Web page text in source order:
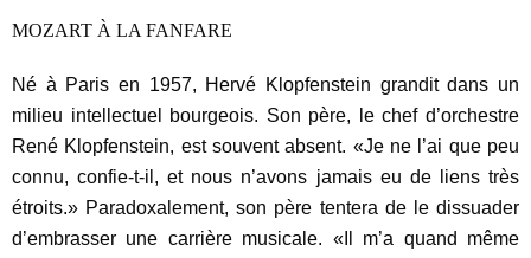
MOZART À LA FANFARE
Né à Paris en 1957, Hervé Klopfenstein grandit dans un
milieu intellectuel bourgeois. Son père, le chef d’orchestre
René Klopfenstein, est souvent absent. «Je ne l’ai que peu
connu, confie-t-il, et nous n’avons jamais eu de liens très
étroits.» Paradoxalement, son père tentera de le dissuader
d’embrasser une carrière musicale. «Il m’a quand même